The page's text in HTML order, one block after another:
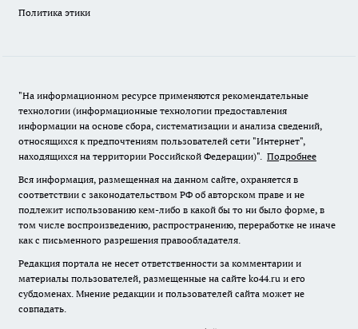
Политика этики
"На информационном ресурсе применяются рекомендательные
технологии (информационные технологии предоставления
информации на основе сбора, систематизации и анализа сведений,
относящихся к предпочтениям пользователей сети "Интернет",
находящихся на территории Российской Федерации)". Подробнее
Вся информация, размещенная на данном сайте, охраняется в
соответствии с законодательством РФ об авторском праве и не
подлежит использованию кем-либо в какой бы то ни было форме, в
том числе воспроизведению, распространению, переработке не иначе
как с письменного разрешения правообладателя.
Редакция портала не несет ответственности за комментарии и
материалы пользователей, размещенные на сайте ko44.ru и его
субдоменах. Мнение редакции и пользователей сайта может не
совпадать.